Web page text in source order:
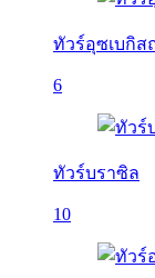
ทัวร์อุซเบกิส
6
ทัวร์บราซิล
10